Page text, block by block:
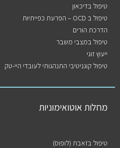
טיפול בדיכאון
טיפול ב OCD – הפרעת כפייתיות
הדרכת הורים
טיפול במצבי משבר
ייעוץ זוגי
טיפול קוגניטיבי התנהגותי לעובדי היי-טק
מחלות אוטואימוניות
טיפול בזאבת (לופוס)